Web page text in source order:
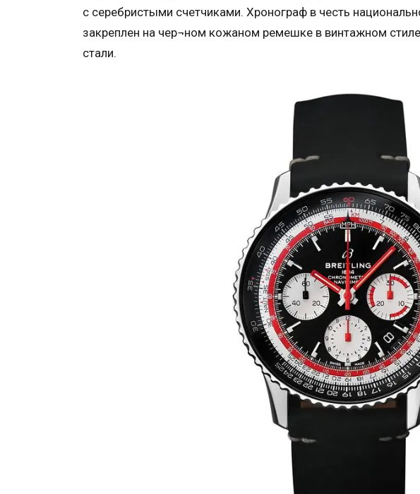
с серебристыми счетчиками. Хронограф в честь
закреплен на чер¬ном кожаном ремешке в винтажном
стали.